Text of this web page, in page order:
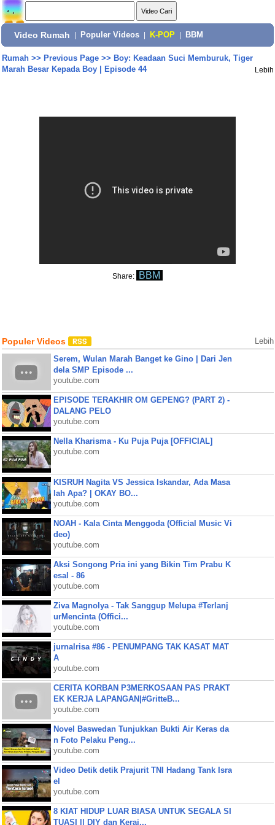
Video Rumah Populer Videos K-POP BBM
Rumah>> Previous Page>> Boy: Keadaan Suci Memburuk, Tiger
Marah Besar Kepada Boy | Episode 44
Lebih
Share: BBM
Populer Videos Lebih
Serem, Wulan Marah Banget ke Gino | Dari Jen
dela SMP Episode ...
youtube.com
EPISODE TERAKHIR OM GEPENG? (PART 2) -
DALANG PELO
youtube.com
Nella Kharisma - Ku Puja Puja [OFFICIAL]
youtube.com
KISRUH Nagita VS Jessica Iskandar, Ada Masa
lah Apa? | OKAY BO...
youtube.com
NOAH - Kala Cinta Menggoda (Official Music Vi
deo)
youtube.com
Aksi Songong Pria ini yang Bikin Tim Prabu K
esal - 86
youtube.com
Ziva Magnolya - Tak Sanggup Melupa #Terlanj
urMencinta (Offici...
youtube.com
jurnalrisa #86 - PENUMPANG TAK KASAT MAT
A
youtube.com
CERITA KORBAN P3MERKOSAAN PAS PRAKT
EK KERJA LAPANGAN|#GritteB...
youtube.com
Novel Baswedan Tunjukkan Bukti Air Keras da
n Foto Pelaku Peng...
youtube.com
Video Detik detik Prajurit TNI Hadang Tank Isra
el
youtube.com
8 KIAT HIDUP LUAR BIASA UNTUK SEGALA SI
TUASI || DIY dan Keraj...